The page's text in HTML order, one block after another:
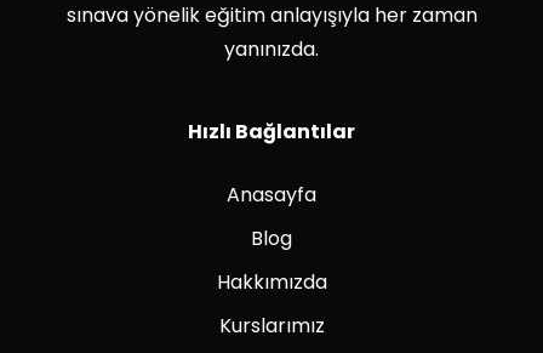
sınava yönelik eğitim anlayışıyla her zaman
yanınızda.
Hızlı Bağlantılar
Anasayfa
Blog
Hakkımızda
Kurslarımız